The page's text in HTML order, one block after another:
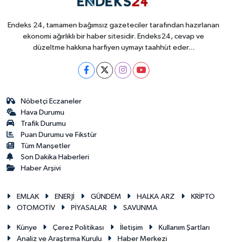
Endeks 24, tamamen bağımsız gazeteciler tarafından hazırlanan
ekonomi ağırlıklı bir haber sitesidir. Endeks24, cevap ve
düzeltme hakkına harfiyen uymayı taahhüt eder...
Nöbetçi Eczaneler
Hava Durumu
Trafik Durumu
Puan Durumu ve Fikstür
Tüm Manşetler
Son Dakika Haberleri
Haber Arşivi
EMLAK ENERJİ GÜNDEM HALKA ARZ
KRİPTO
OTOMOTİV
PİYASALAR SAVUNMA
Künye Çerez Politikası İletişim
Kullanım Şartları
Analiz ve Araştırma Kurulu
Haber Merkezi